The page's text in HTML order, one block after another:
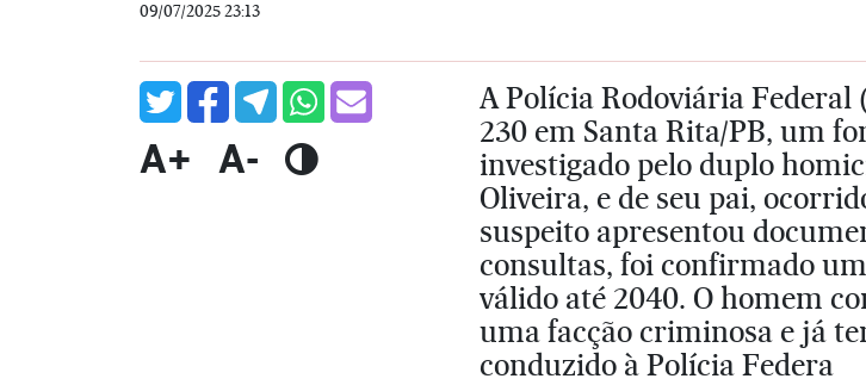
09/07/2025 23:13
A+ A-
A Polícia Rodoviária Federal
230 em Santa Rita/PB, um
investigado pelo duplo
Oliveira, e de seu pai,
suspeito apresentou
consultas, foi confirmado
válido até 2040. O homem
uma facção criminosa e já
conduzido à Polícia Federa